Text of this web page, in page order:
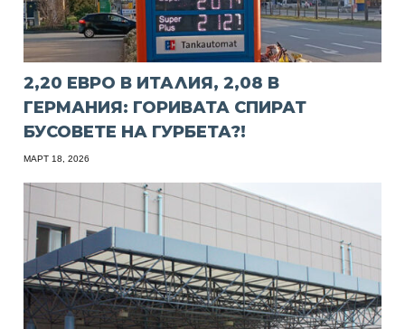
2,20 ЕВРО В ИТАЛИЯ, 2,08 В
ГЕРМАНИЯ: ГОРИВАТА СПИРАТ
БУСОВЕТЕ НА ГУРБЕТА?!
МАРТ 18, 2026